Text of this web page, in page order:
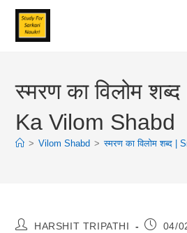
Skip
Content
स्मरण का विलोम
Ka Vilom Shabd
> Vilom Shabd > स्मरण का विलोम शब्द |
PostHARSHIT TRIPATHI
Post04/